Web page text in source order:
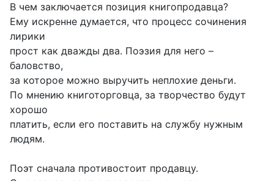
В чем заключается позиция книгопродавца?
Ему искренне думается, что процесс сочинения
лирики
прост как дважды два. Поэзия для него –
баловство,
за которое можно выручить неплохие деньги.
По мнению книготорговца, за творчество будут
хорошо
платить, если его поставить на службу нужным
людям.
Поэт сначала противостоит продавцу.